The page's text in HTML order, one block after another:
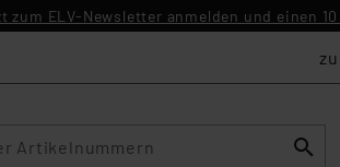
zum ELV-Newsletter anmelden und einen